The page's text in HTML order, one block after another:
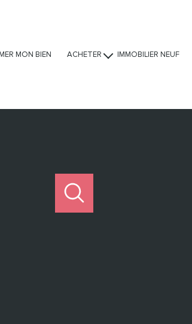
MON BIEN ACHETER IMMOBILIER NEUF